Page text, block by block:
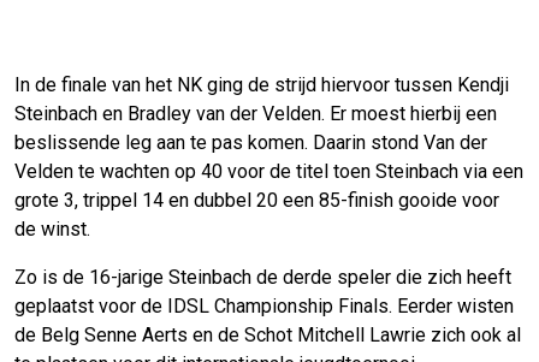
In de finale van het NK ging de strijd hiervoor tussen Kendji
Steinbach en Bradley van der Velden. Er moest hierbij een
beslissende leg aan te pas komen. Daarin stond Van der
Velden te wachten op 40 voor de titel toen Steinbach via een
grote 3, trippel 14 en dubbel 20 een 85-finish gooide voor
de winst.
Zo is de 16-jarige Steinbach de derde speler die zich heeft
geplaatst voor de IDSL Championship Finals. Eerder wisten
de Belg Senne Aerts en de Schot Mitchell Lawrie zich ook al